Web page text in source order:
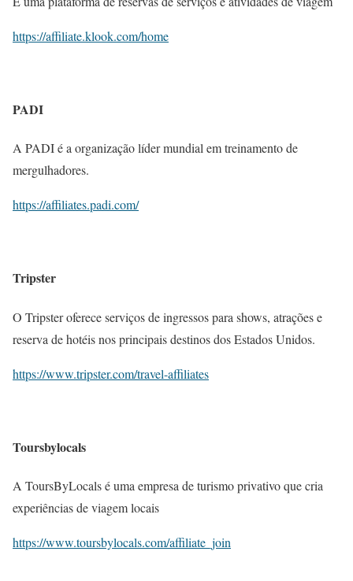
https://affiliate.klook.com/home
PADI
A PADI é a organização líder mundial em treinamento de
mergulhadores.
https://affiliates.padi.com/
Tripster
O Tripster oferece serviços de ingressos para shows, atrações e
reserva de hotéis nos principais destinos dos Estados Unidos.
https://www.tripster.com/travel-affiliates
Toursbylocals
A ToursByLocals é uma empresa de turismo privativo que cria
experiências de viagem locais
https://www.toursbylocals.com/affiliate_join